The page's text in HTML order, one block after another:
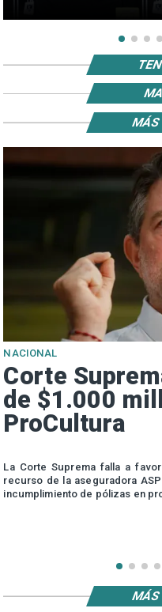
NACIONAL
Corte
de $1.000
ProCultura
La Corte Suprema falla a
recurso de la aseguradora
incumplimiento de pólizas en
MÁS
MÁS